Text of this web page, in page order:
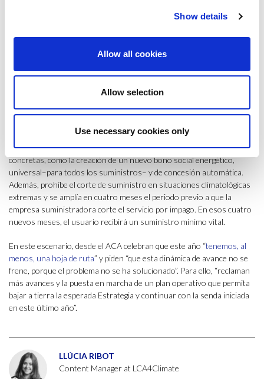
Show details
Allow all cookies
Allow selection
Use necessary cookies only
Este año, la Semana Europea de la lucha contra la Pobreza Energética
actuaciones a todos los niveles: En abril de 2019 el Gobierno aprobó
contra la Pobreza Energética 2019-2024 que
energética, establece indicadores para su seguimiento–que
personas en situación de pobreza energética– y objetivos para su
reducción en 2025: una meta del 50% y, al menos, una disminución del
La estrategia plantea cuatro ejes de actuación con 19 acciones
concretas, como la creación de un nuevo bono social energético,
universal–para todos los suministros– y de concesión automática.
Además, prohíbe el corte de suministro en situaciones climatológicas
extremas y se amplía en cuatro meses el periodo previo a que la
empresa suministradora corte el servicio por impago. En esos cuatro
nuevos meses, el usuario recibirá un suministro mínimo vital.
En este escenario, desde el ACA celebran que este año “tenemos, al
menos, una hoja de ruta” y piden “que esta dinámica de avance no se
frene, porque el problema no se ha solucionado”. Para ello, “reclaman
más avances y la puesta en marcha de un plan operativo que permita
bajar a tierra la esperada Estrategia y continuar con la senda iniciada
en este último año”.
LLÚCIA RIBOT
Content Manager at LCA4Climate